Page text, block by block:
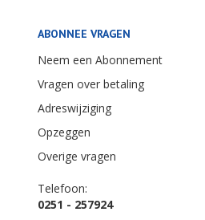
ABONNEE VRAGEN
Neem een Abonnement
Vragen over betaling
Adreswijziging
Opzeggen
Overige vragen
Telefoon:
0251 - 257924